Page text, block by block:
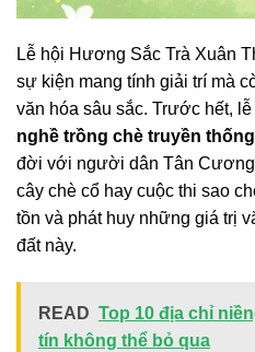
Lễ hội Hương Sắc Trà Xuân
sự kiện mang tính giải trí mà
văn hóa sâu sắc. Trước hết,
nghề trồng chè truyền thống
đời với người dân Tân
cây chè cổ hay cuộc thi sao
tồn và phát huy những giá trị
đất này.
READ Top 10 địa chỉ
tín không thể bỏ qua